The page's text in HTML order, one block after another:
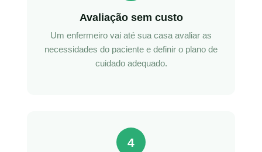
Avaliação sem custo
Um enfermeiro vai até sua casa avaliar as
necessidades do paciente e definir o plano de
cuidado adequado.
4